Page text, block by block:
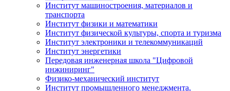
Институт машиностроения, материалов и
транспорта
Институт физики и математики
Институт физической культуры, спорта и туризма
Институт электроники и телекоммуникаций
Институт энергетики
Передовая инженерная школа "Цифровой
инжиниринг"
Физико-механический институт
Институт промышленного менеджмента,